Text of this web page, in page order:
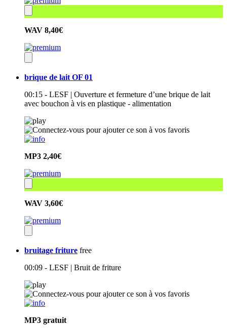
WAV 8,40€
brique de lait OF 01
00:15 - LESF | Ouverture et fermeture d’une brique de lait
avec bouchon à vis en plastique - alimentation
MP3 2,40€
WAV 3,60€
bruitage friture free
00:09 - LESF | Bruit de friture
MP3 gratuit